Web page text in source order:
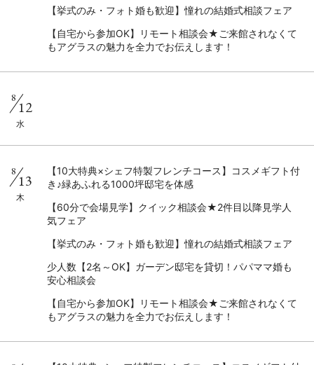
【挙式のみ・フォト婚も歓迎】憧れの結婚式相談フェア
【自宅から参加OK】リモート相談会★ご来館されなくて
もアグラスの魅力を全力でお伝えします！
8
12
水
8
13
木
【10大特典×シェフ特製フレンチコース】コスメギフト付
き♪緑あふれる1000坪邸宅を体感
【60分で会場見学】クイック相談会★2件目以降見学人
気フェア
【挙式のみ・フォト婚も歓迎】憧れの結婚式相談フェア
少人数【2名～OK】ガーデン邸宅を貸切！パパママ婚も
安心相談会
【自宅から参加OK】リモート相談会★ご来館されなくて
もアグラスの魅力を全力でお伝えします！